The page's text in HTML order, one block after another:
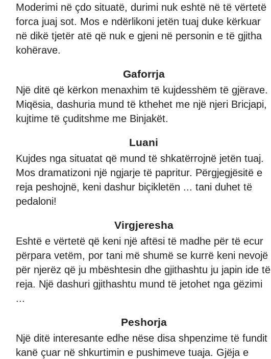
Moderimi në çdo situatë, durimi nuk eshtë në të vërtetë
forca juaj sot. Mos e ndërlikoni jetën tuaj duke kërkuar
në dikë tjetër atë që nuk e gjeni në personin e të gjitha
kohërave.
Gaforrja
Një ditë që kërkon menaxhim të kujdesshëm të gjërave.
Miqësia, dashuria mund të kthehet me një njeri Bricjapi,
kujtime të çuditshme me Binjakët.
Luani
Kujdes nga situatat që mund të shkatërrojnë jetën tuaj.
Mos dramatizoni një ngjarje të papritur. Përgjegjësitë e
reja peshojnë, keni dashur biçikletën ... tani duhet të
pedaloni!
Virgjeresha
Eshtë e vërtetë që keni një aftësi të madhe për të ecur
përpara vetëm, por tani më shumë se kurrë keni nevojë
për njerëz që ju mbështesin dhe gjithashtu ju japin ide të
reja. Një dashuri gjithashtu mund të jetohet nga gëzimi
...
Peshorja
Një ditë interesante edhe nëse disa shpenzime të fundit
kanë çuar në shkurtimin e pushimeve tuaja. Gjëja e